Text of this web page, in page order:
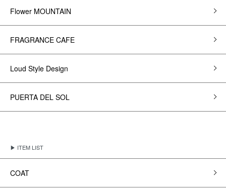
Flower MOUNTAIN
FRAGRANCE CAFE
Loud Style Design
PUERTA DEL SOL
▶ ITEM LIST
COAT